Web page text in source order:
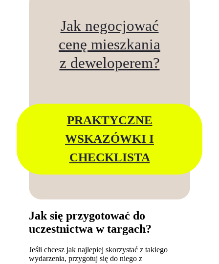
Jak negocjować
cenę mieszkania
z deweloperem?
PRAKTYCZNE
WSKAZÓWKI I
CHECKLISTA
Jak się przygotować do
uczestnictwa w targach?
Jeśli chcesz jak najlepiej skorzystać z takiego
wydarzenia, przygotuj się do niego z